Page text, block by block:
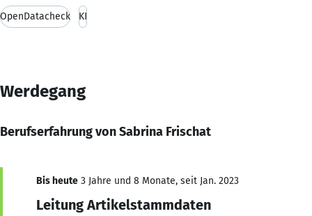
OpenDatacheck KI
Werdegang
Berufserfahrung von Sabrina Frischat
Bis heute 3 Jahre und 8 Monate, seit Jan. 2023
Leitung Artikelstammdaten